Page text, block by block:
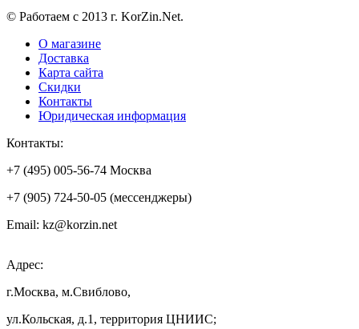
© Работаем с 2013 г. KorZin.Net.
О магазине
Доставка
Карта сайта
Скидки
Контакты
Юридическая информация
Контакты:
+7 (495) 005-56-74 Москва
+7 (905) 724-50-05 (мессенджеры)
Email: kz@korzin.net
Адрес:
г.Москва, м.Свиблово,
ул.Кольская, д.1, территория ЦНИИС;